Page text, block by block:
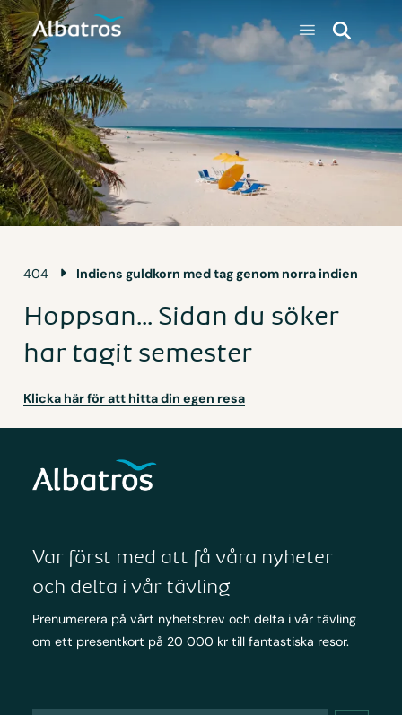
404 Indiens guldkorn med tag genom norra indien
Hoppsan... Sidan du söker
har tagit semester
Klicka här för att hitta din egen resa
Var först med att få våra nyheter
och delta i vår tävling
Prenumerera på vårt nyhetsbrev och delta i vår tävling
om ett presentkort på 20 000 kr till fantastiska resor.